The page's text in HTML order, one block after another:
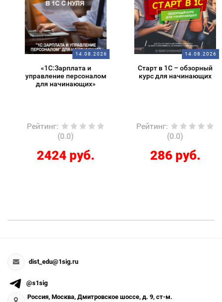
14.08.2026
«1С:Зарплата и
управление персоналом
для начинающих»
Рейтинг:
(0.0)
2424 руб.
14.08.2026
Старт в 1С – обзорный
курс для начинающих
Рейтинг:
(0.0)
286 руб.
dist_edu@1sig.ru
@s1sig
Россия, Москва, Дмитровское шоссе, д. 9, ст-м.